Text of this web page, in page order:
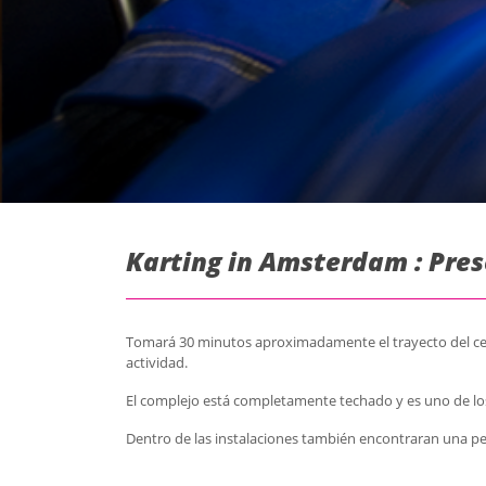
Karting in Amsterdam :
Tomará 30 minutos aproximadamente el trayecto del
actividad.
El complejo está completamente techado y es uno de
Dentro de las instalaciones también encontraran una